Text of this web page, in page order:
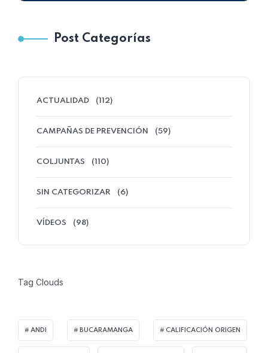
Post Categorías
ACTUALIDAD (112)
CAMPAÑAS DE PREVENCIÓN (59)
COLJUNTAS (110)
SIN CATEGORIZAR (6)
VÍDEOS (98)
Tag Clouds
ANDI BUCARAMANGA CALIFICACIÓN ORIGEN